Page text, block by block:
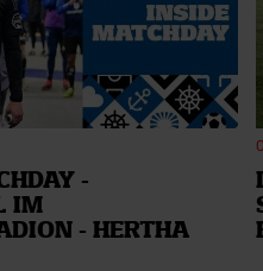
-
IM
- HERTHA